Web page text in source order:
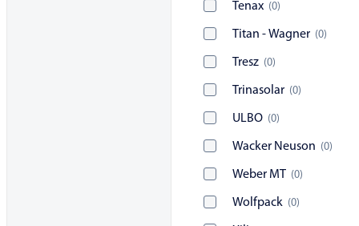
Tenax (0)
Titan - Wagner (0)
Tresz (0)
Trinasolar (0)
ULBO (0)
Wacker Neuson (0)
Weber MT (0)
Wolfpack (0)